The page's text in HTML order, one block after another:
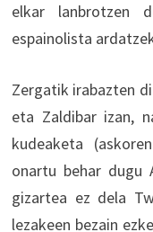
elkar lanbrotzen
espainolista
Zergatik irabazten
eta Zaldibar izan,
kudeaketa
onartu behar dugu
gizartea ez dela
lezakeen bezain